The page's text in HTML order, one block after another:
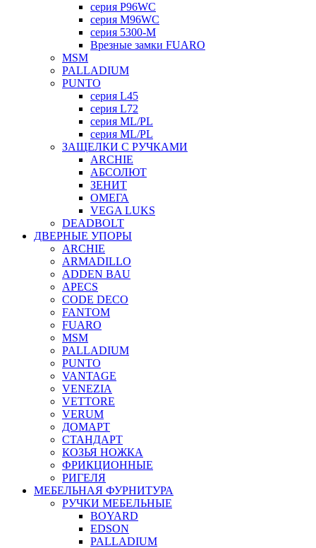
серия P96WC
серия M96WC
серия 5300-M
Врезные замки FUARO
MSM
PALLADIUM
PUNTO
серия L45
серия L72
серия ML/PL
серия ML/PL
ЗАЩЕЛКИ С РУЧКАМИ
ARCHIE
АБСОЛЮТ
ЗЕНИТ
ОМЕГА
VEGA LUKS
DEADBOLT
ДВЕРНЫЕ УПОРЫ
ARCHIE
ARMADILLO
ADDEN BAU
APECS
CODE DECO
FANTOM
FUARO
MSM
PALLADIUM
PUNTO
VANTAGE
VENEZIA
VETTORE
VERUM
ДОМАРТ
СТАНДАРТ
КОЗЬЯ НОЖКА
ФРИКЦИОННЫЕ
РИГЕЛЯ
МЕБЕЛЬНАЯ ФУРНИТУРА
РУЧКИ МЕБЕЛЬНЫЕ
BOYARD
EDSON
PALLADIUM